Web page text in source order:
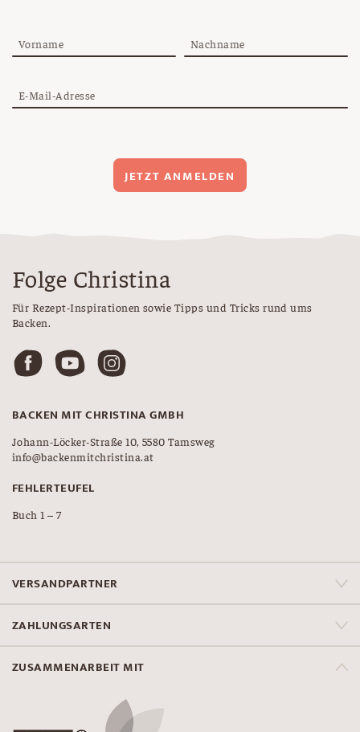
Vorname Nachname
E-Mail-Adresse
JETZT ANMELDEN
Folge Christina
Für Rezept-Inspirationen sowie Tipps und Tricks rund ums
Backen.
BACKEN MIT CHRISTINA GMBH
Johann-Löcker-Straße 10, 5580 Tamsweg
info@backenmitchristina.at
FEHLERTEUFEL
Buch 1 – 7
VERSANDPARTNER
ZAHLUNGSARTEN
ZUSAMMENARBEIT MIT